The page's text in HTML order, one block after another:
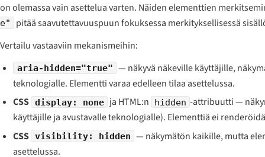
on olemassa vain asettelua varten. Näiden elementtien
e"
pitää saavutettavuuspuun fokuksessa merkityksellisessä
Vertailu vastaaviin mekanismeihin:
aria-hidden="true" — näkyvä näkeville käyttäjille,
teknologialle. Elementti varaa edelleen tilaa asettelussa.
CSS display: none ja HTML:n hidden -attribuutti —
käyttäjille ja avustavalle teknologialle). Elementtiä ei
CSS visibility: hidden — näkymätön kaikille, mutta
asettelussa.